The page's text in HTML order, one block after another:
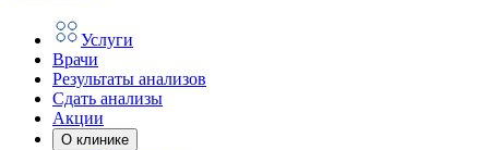
Услуги
Врачи
Результаты анализов
Сдать анализы
Акции
О клинике